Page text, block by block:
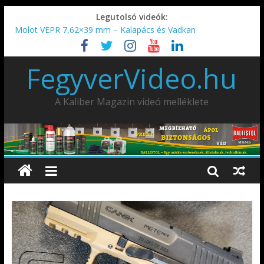
Legutolsó videók:
Molot VEPR 7,62×39 mm – Kalapács és Vadkan
IDÉN IS INDUL: Fegyvertervező- és gyártó szakmérnöki,
illetve szakspecialista képzés!!!
IWA2026 – Puskák 1. rész
Ardesa Patriot “FAPADOS” .45 elöltöltő perkussziós pisztoly
AMD-65 oktató METSZET
FegyverVideo.hu
A Kaliber Magazin videó melléklete